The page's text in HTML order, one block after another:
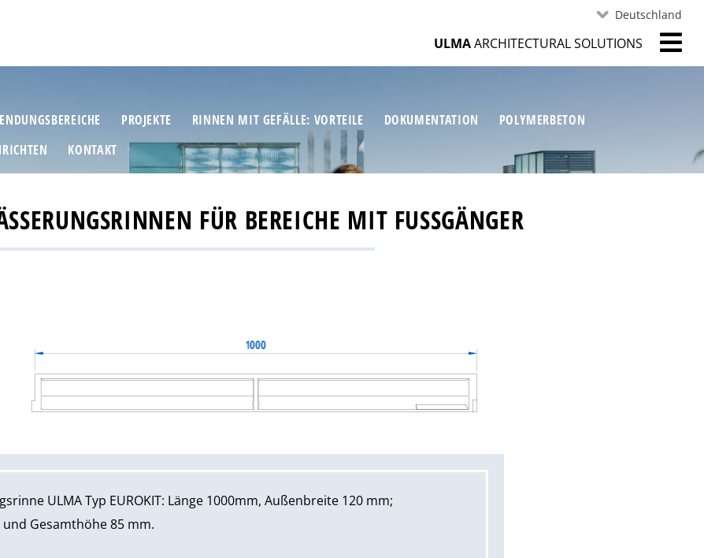
Deutschland
ULMAARCHITECTURAL SOLUTIONS
PROJEKTE RINNEN MIT GEFÄLLE: VORTEILE DOKUMENTATION
POLYMERBETON
KONTAKT
FÜR BEREICHE MIT FUSSGÄNGER
ULMA Typ EUROKIT: Länge 1000mm, Außenbreite 120 mm;
Gesamthöhe 85 mm.